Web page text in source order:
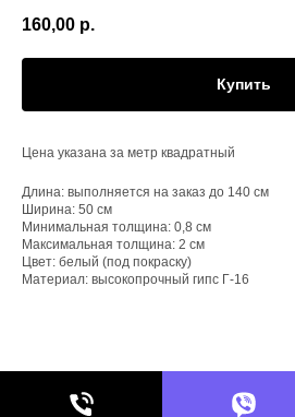
160,00 р.
Купить
Цена указана за метр квадратный
Длина: выполняется на заказ до 140 см
Ширина: 50 см
Минимальная толщина: 0,8 см
Максимальная толщина: 2 см
Цвет: белый (под покраску)
Материал: высокопрочный гипс Г-16